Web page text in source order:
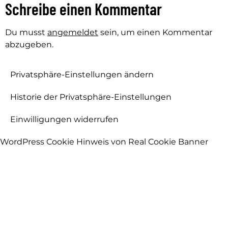
Schreibe einen Kommentar
Du musst angemeldet sein, um einen Kommentar
abzugeben.
Privatsphäre-Einstellungen ändern
Historie der Privatsphäre-Einstellungen
Einwilligungen widerrufen
WordPress Cookie Hinweis von Real Cookie Banner